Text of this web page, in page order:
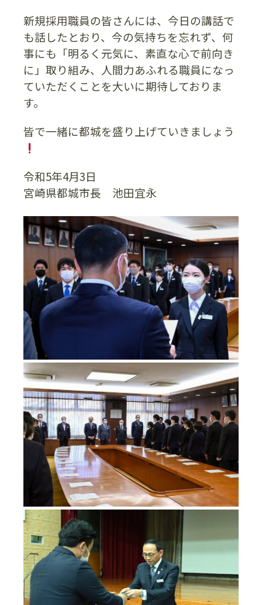
新規採用職員の皆さんには、今日の講話で
も話したとおり、今の気持ちを忘れず、何
事にも「明るく元気に、素直な心で前向き
に」取り組み、人間力あふれる職員になっ
ていただくことを大いに期待しておりま
す。
皆で一緒に都城を盛り上げていきましょう
令和5年4月3日
宮崎県都城市長 池田宜永